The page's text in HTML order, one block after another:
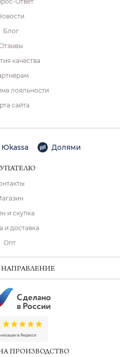
Блог
качества
лояльности
сайта
Юkassa Долями
и скупка
и доставка
Опт
ПРОИЗВОДСТВО